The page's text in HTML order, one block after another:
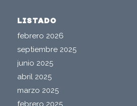
LISTADO
febrero 2026
septiembre 2025
junio 2025
abril 2025
marzo 2025
febrero 2025